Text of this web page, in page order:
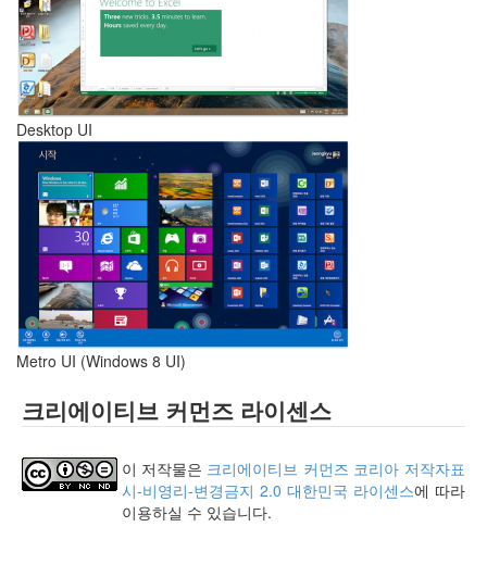
Desktop UI
Metro UI (Windows 8 UI)
크리에이티브 커먼즈 라이센스
이 저작물은 크리에이티브 커먼즈 코리아 저작자표
시-비영리-변경금지 2.0 대한민국 라이센스에 따라
이용하실 수 있습니다.
세
상,
속
도,
관
심
감
사
블
로
그
정
비
병
치
레
윈
우
8
사
용